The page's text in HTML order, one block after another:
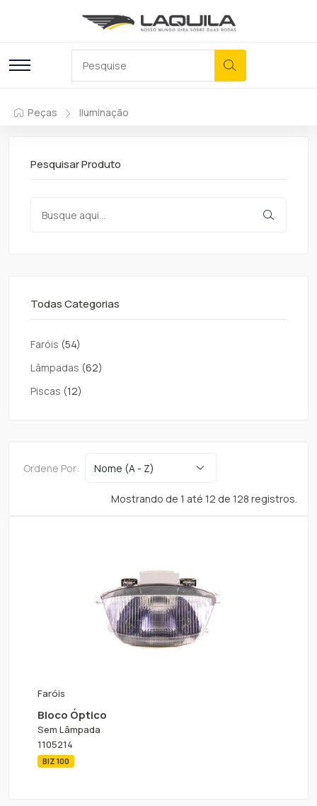
Peças Iluminação
Pesquisar Produto
Todas Categorias
Faróis (54)
Lâmpadas (62)
Piscas (12)
Ordene Por:
Mostrando de 1 até 12 de 128 registros.
Faróis
Bloco Óptico
Sem Lâmpada
1105214
BIZ 100